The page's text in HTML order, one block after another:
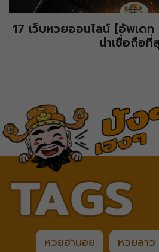
17 เว็บหวยออนไลน์ [อัพเด
น่าเชื่อถือที่
หวยฮานอย หวยลาว